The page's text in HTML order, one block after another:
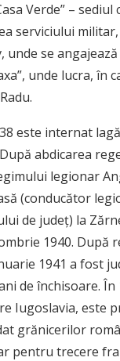
Verde” –
serviciului
unde se
unde lucra, în
este internat
abdicarea
legionar
(conducător
de județ) la
1940. După
1941 a fost
de închisoare. În
Iugoslavia, este
grănicerilor
pentru trecere